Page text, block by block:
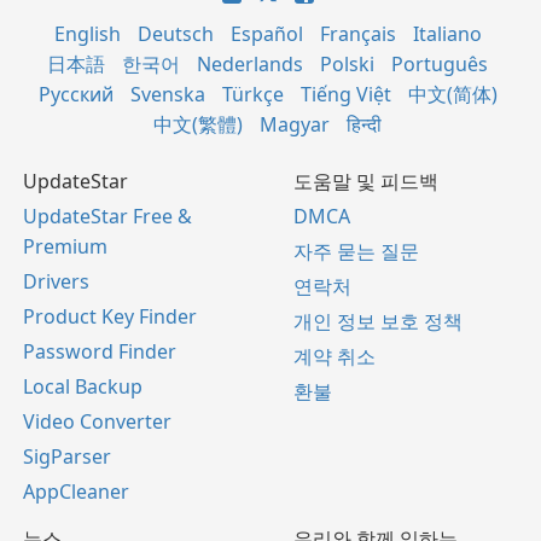
English Deutsch Español Français
Italiano
日本語
한국어 Nederlands Polski
Português
Русский
Svenska Türkçe Tiếng Việt
中文(简体)
中文(繁體)
Magyar हिन्दी
UpdateStar
UpdateStar Free &
Premium
Drivers
Product Key Finder
Password Finder
Local Backup
Video Converter
SigParser
AppCleaner
도움말 및 피드백
DMCA
자주 묻는 질문
연락처
개인 정보 보호 정책
계약 취소
환불